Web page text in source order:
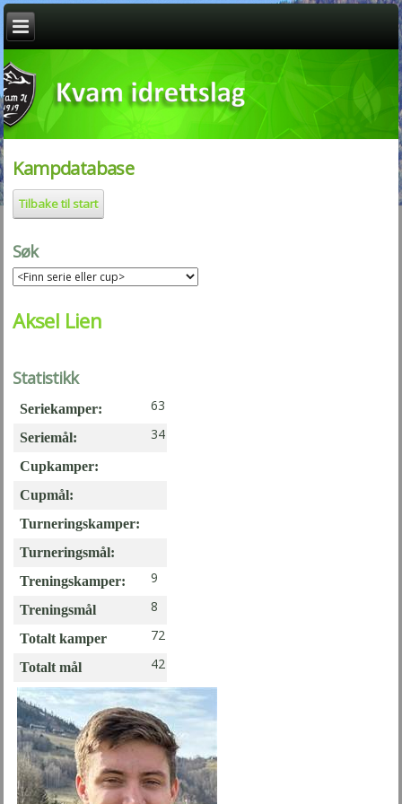
Kampdatabase
Tilbake til start
Søk
Aksel Lien
Statistikk
Seriekamper: 63
Seriemål: 34
Cupkamper:
Cupmål:
Turneringskamper:
Turneringsmål:
Treningskamper:
9
Treningsmål 8
Totalt kamper 72
Totalt mål 42